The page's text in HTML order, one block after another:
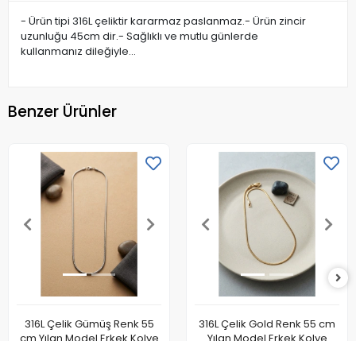
- Ürün tipi 316L çeliktir kararmaz paslanmaz.- Ürün zincir
uzunluğu 45cm dir.- Sağlıklı ve mutlu günlerde
kullanmanız dileğiyle…
Benzer Ürünler
316L Çelik Gümüş Renk 55
316L Çelik Gold Renk 55 cm